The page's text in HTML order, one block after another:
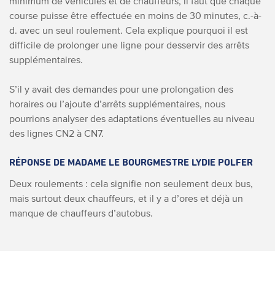
course puisse être effectuée en moins de 30 minutes, c.-à-
d. avec un seul roulement. Cela explique pourquoi il est
difficile de prolonger une ligne pour desservir des arrêts
supplémentaires.
S’il y avait des demandes pour une prolongation des
horaires ou l’ajoute d’arrêts supplémentaires, nous
pourrions analyser des adaptations éventuelles au niveau
des lignes CN2 à CN7.
RÉPONSE DE MADAME LE BOURGMESTRE LYDIE POLFER
Deux roulements : cela signifie non seulement deux bus,
mais surtout deux chauffeurs, et il y a d’ores et déjà un
manque de chauffeurs d’autobus.